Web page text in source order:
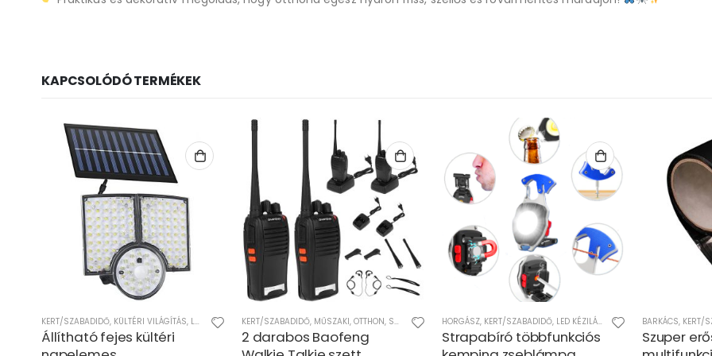
KAPCSOLÓDÓ TERMÉKEK
,KONYHAI TERMÉKEK,OTTHON
KERT/SZABADIDŐ, KÜLTÉRI VILÁGÍTÁS, LED VILÁGÍTÁS ,MŰSZAKI
Állítható fejes kültéri
KERT/SZABADIDŐ, MŰSZAKI, OTTHON, SZÓRAKOZÁS
2 darabos Baofeng
HORGÁSZ, KERT/SZABADIDŐ, LED KÉZILÁMPÁK ,MŰSZAKI
Strapabíró többfunkciós
BARKÁCS, KERT/
Szuper